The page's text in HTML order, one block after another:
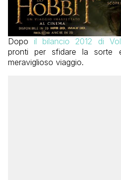
Dopo il bilancio 2012 di
pronti per sfidare la sorte
meraviglioso viaggio.